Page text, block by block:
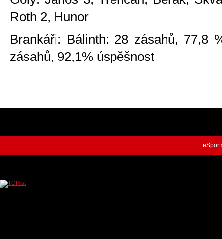
Roth 2, Hunor
Brankáři: Bálinth: 28 zásahů, 77,8
zásahů, 92,1% úspěšnost